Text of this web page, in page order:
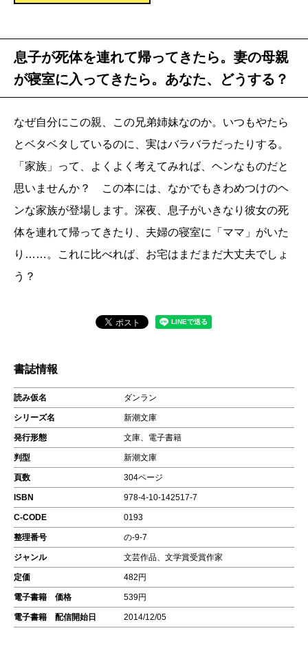
息子が死体を連れて帰ってきたら。妻の母親
が寝室に入ってきたら。あなた、どうする？
なぜ自分にこの親、この兄弟姉妹なのか。いつもやたら
とベタベタしているのに、実はバラバラだったりする。
「家族」って、よくよく考えてみれば、ヘンなものだと
思いませんか？ この本には、なかでもきわめつけのヘ
ンな家族が登場します。深夜、息子がいきなり彼女の死
体を連れて帰ってきたり、夫婦の寝室に「ママ」がいた
り……。これに比べれば、お宅はまだまだ大丈夫でしょ
う？
書誌情報
読み仮名 ダンラン
シリーズ名 新潮文庫
発行形態 文庫、電子書籍
判型 新潮文庫
頁数 304ページ
ISBN 978-4-10-142517-7
C-CODE 0193
整理番号 の-9-7
ジャンル 文芸作品、文学賞受賞作家
定価 482円
電子書籍 価格 539円
電子書籍 配信開始日 2014/12/05